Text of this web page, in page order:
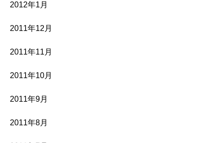
2012年1月
2011年12月
2011年11月
2011年10月
2011年9月
2011年8月